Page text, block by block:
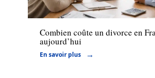
Actu
Combien coûte un divorce en
aujourd’hui
En savoir plus